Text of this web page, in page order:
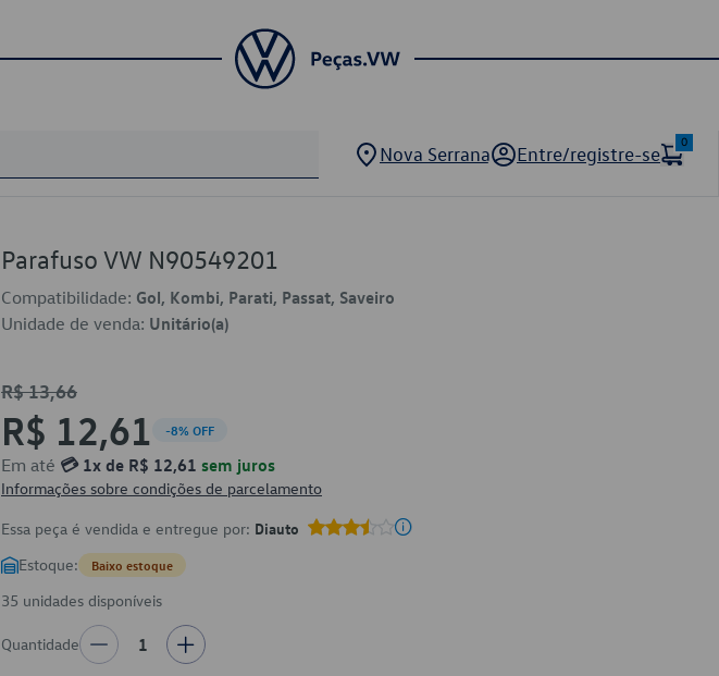
Nova Serrana Entre/registre-se
0
Parafuso VW N90549201
Compatibilidade: Gol, Kombi, Parati, Passat, Saveiro
Unidade de venda: Unitário(a)
R$ 13,66
R$ 12,61 -8% OFF
Em até 💳 1x de R$ 12,61 sem juros
Informações sobre condições de parcelamento
Essa peça é vendida e entregue por: Diauto
Estoque: Baixo estoque
35 unidades disponíveis
Quantidade 1